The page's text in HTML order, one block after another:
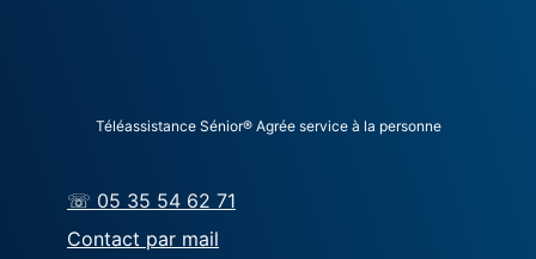
Téléassistance Sénior® Agrée service à la personne
☏ 05 35 54 62 71
Contact par mail